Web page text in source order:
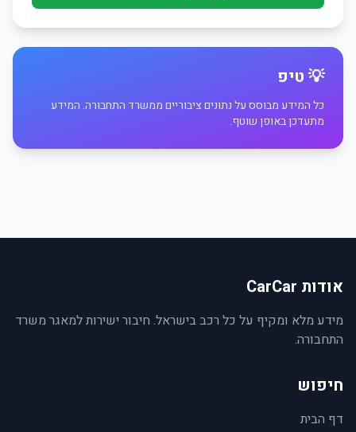
💡 טיפ
כל המידע מבוסס על נתונים ציבוריים ממשרד התחבורה. המידע
מתעדכן באופן שוטף.
אודות CarCar
מידע מלא ומקיף על כל רכב בישראל. חיבור ישירות למאגר משרד
התחבורה.
חיפוש
דף הבית